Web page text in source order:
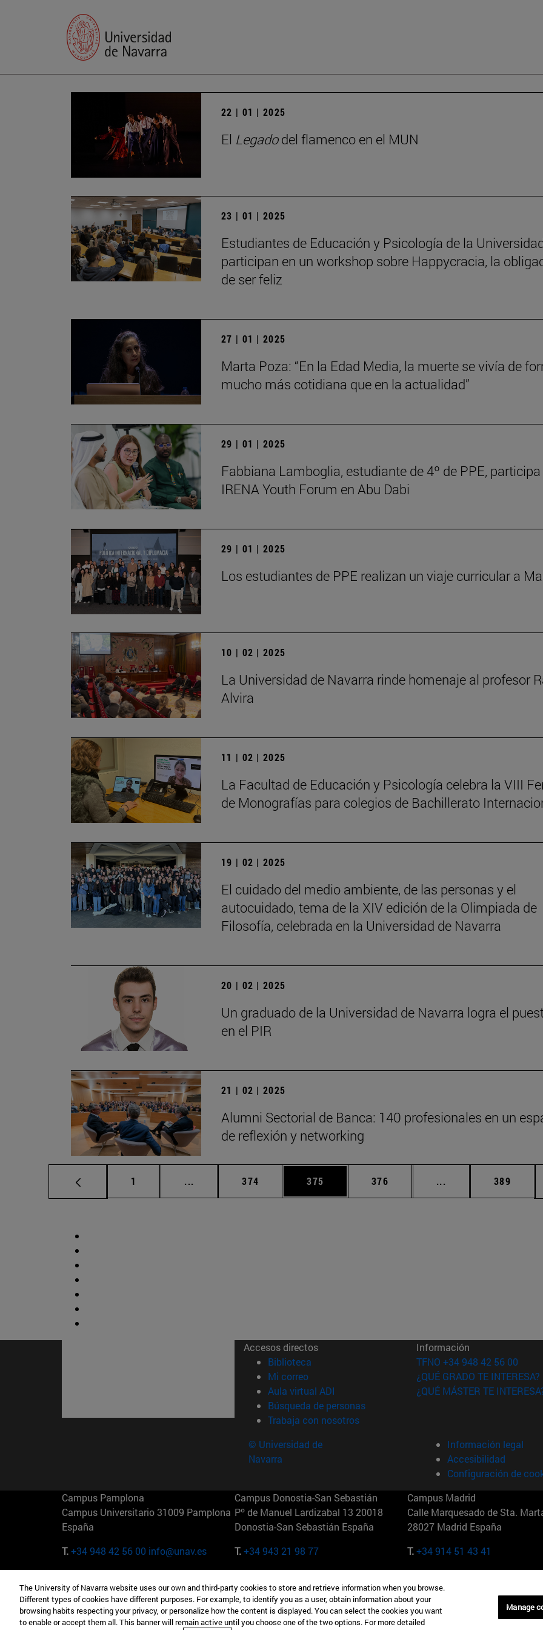
22 | 01 | 2025
El Legadodel flamenco en el MUN
23 | 01 | 2025
Estudiantes de Educación y Psicología de la
participan en un workshop sobre Happycracia, la
de ser feliz
27 | 01 | 2025
Marta Poza: “En la Edad Media, la muerte se vivía de
mucho más cotidiana que en la actualidad”
29 | 01 | 2025
Fabbiana Lamboglia, estudiante de 4º de PPE, participa
IRENA Youth Forum en Abu Dabi
29 | 01 | 2025
Los estudiantes de PPE realizan un viaje curricular a
10 | 02 | 2025
La Universidad de Navarra rinde homenaje al profesor
Alvira
11 | 02 | 2025
La Facultad de Educación y Psicología celebra la VIII
de Monografías para colegios de Bachillerato
19 | 02 | 2025
El cuidado del medio ambiente, de las personas y el
autocuidado, tema de la XIV edición de la Olimpiada de
Filosofía, celebrada en la Universidad de Navarra
20 | 02 | 2025
Un graduado de la Universidad de Navarra logra el
en el PIR
21 | 02 | 2025
Alumni Sectorial de Banca: 140 profesionales en un
de reflexión y networking
Página
1 ... Páginas intermedias Use TAB para desplazarse.
Página
374 Página
375 Página
376 ... Páginas intermedias
Página
389
Accesos directos
Biblioteca (abre en nueva ventana)
Mi correo(abre en nueva ventana)
Aula virtual ADI (abre en nueva ventana)
Búsqueda de personas(abre en nueva ventana)
Trabaja con nosotros(abre en nueva ventana)
Información
TFNO +34 948 42 56 00
¿QUÉ GRADO TE INTERESA?
¿QUÉ MÁSTER TE
© Universidad de
Navarra
Información legal
Accesibilidad
Configuración de
Campus Pamplona
Campus Universitario 31009 Pamplona
España
T.+34 948 42 56 00 info@unav.es
Campus Donostia-San Sebastián
Pº de Manuel Lardizabal 13 20018
Donostia-San Sebastián España
T.+34 943 21 98 77
Campus Madrid
Calle Marquesado de Sta.
28027 Madrid España
T.+34 914 51 43 41
Camino del Cerro Águila 3 28023
Madrid España
165 W 57th St 10019-2201 Nueva York
EE.UU
Maria-Theresia-Straße 15 81675
Múnich Alemania
The University of Navarra website uses our own and third-party cookies to store and retrieve information when you browse.
Different types of cookies have different purposes. For example, to identify you as a user, obtain information about your
browsing habits respecting your privacy, or personalize how the content is displayed. You can select the cookies you want
to enable or accept them all. This banner will remain active until you choose one of the two options. For more detailed
Manage